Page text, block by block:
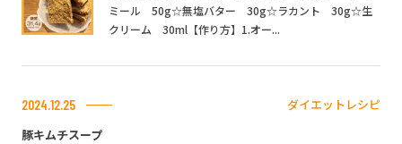
ミール 50g☆無塩バター 30g☆ラカント 30g☆生
クリーム 30ml【作り方】1.オー...
2024.12.25
ダイエットレシピ
豚キムチスープ